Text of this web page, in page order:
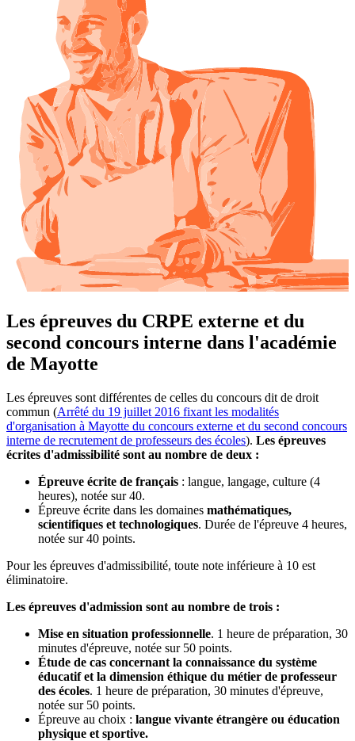
Les épreuves du CRPE externe et du
second concours interne dans l'académie
de Mayotte
Les épreuves sont différentes de celles du concours dit de droit
commun (Arrêté du 19 juillet 2016 fixant les modalités
d'organisation à Mayotte du concours externe et du second concours
interne de recrutement de professeurs des écoles). Les épreuves
écrites d'admissibilité sont au nombre de deux :
Épreuve écrite de français : langue, langage, culture (4
heures), notée sur 40.
Épreuve écrite dans les domaines mathématiques,
scientifiques et technologiques. Durée de l'épreuve 4 heures,
notée sur 40 points.
Pour les épreuves d'admissibilité, toute note inférieure à 10 est
éliminatoire.
Les épreuves d'admission sont au nombre de trois :
Mise en situation professionnelle. 1 heure de préparation, 30
minutes d'épreuve, notée sur 50 points.
Étude de cas concernant la connaissance du système
éducatif et la dimension éthique du métier de professeur
des écoles. 1 heure de préparation, 30 minutes d'épreuve,
notée sur 50 points.
Épreuve au choix : langue vivante étrangère ou éducation
physique et sportive.